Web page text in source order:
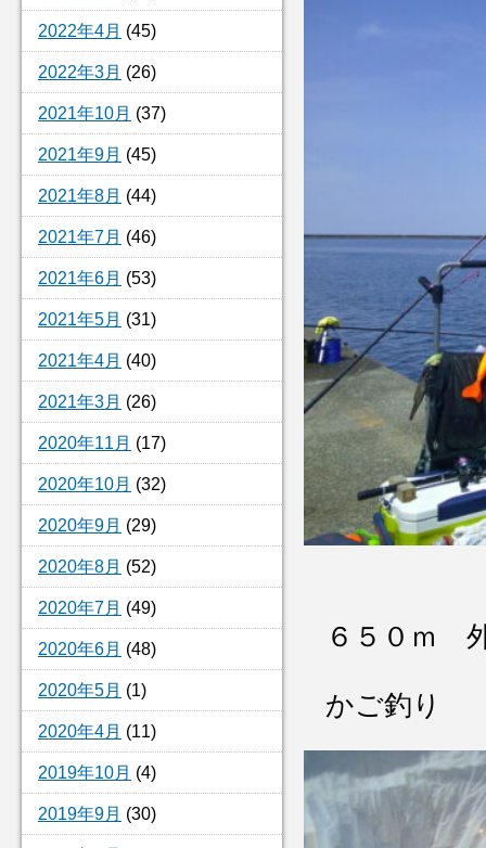
2022年4月 (45)
2022年3月 (26)
2021年10月 (37)
2021年9月 (45)
2021年8月 (44)
2021年7月 (46)
2021年6月 (53)
2021年5月 (31)
2021年4月 (40)
2021年3月 (26)
2020年11月 (17)
2020年10月 (32)
2020年9月 (29)
2020年8月 (52)
2020年7月 (49)
2020年6月 (48)
2020年5月 (1)
2020年4月 (11)
2019年10月 (4)
2019年9月 (30)
６５０ｍ
かご釣り